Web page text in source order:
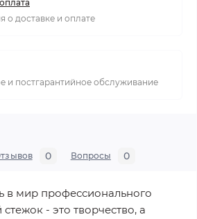
о доставке и оплате
и постгарантийное обслуживание
0 Вопросы 0
в мир профессионального
- это творчество, а